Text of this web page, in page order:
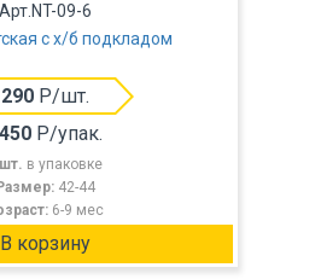
Арт.NT-09-6
с х/б подкладом
290Р/шт.
Р/упак.
в упаковке
42-44
6-9 мес